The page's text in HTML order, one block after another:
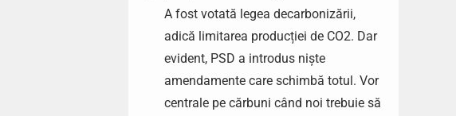
A fost votată legea decarbonizării,
adică limitarea producției de CO2. Dar
evident, PSD a introdus niște
amendamente care schimbă totul. Vor
centrale pe cărbuni când noi trebuie să